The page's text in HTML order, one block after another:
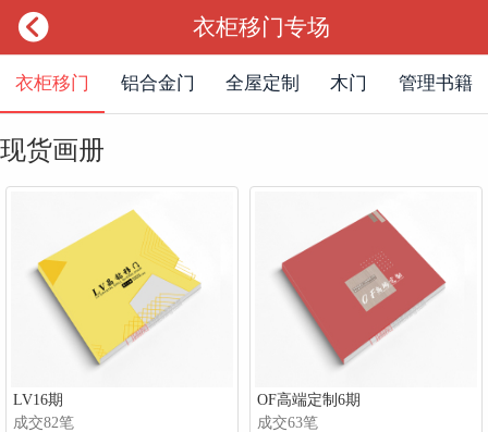
 衣柜移门专场
衣柜移门 铝合金门 全屋定制 木门 管理书籍
现货画册
LV16期
成交82笔
OF高端定制6期
成交63笔